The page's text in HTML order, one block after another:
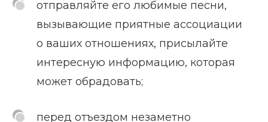
отправляйте его любимые песни,
вызывающие приятные ассоциации
о ваших отношениях, присылайте
интересную информацию, которая
может обрадовать;
перед отъездом незаметно